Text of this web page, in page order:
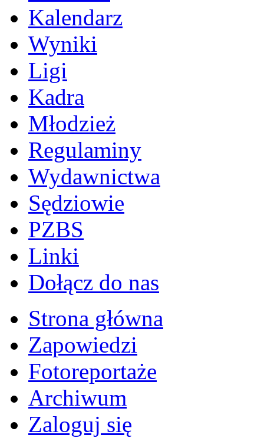
Kalendarz
Wyniki
Ligi
Kadra
Młodzież
Regulaminy
Wydawnictwa
Sędziowie
PZBS
Linki
Dołącz do nas
Strona główna
Zapowiedzi
Fotoreportaże
Archiwum
Zaloguj się